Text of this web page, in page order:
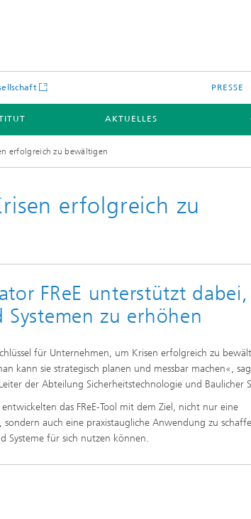
PRESSE
AKTUELLES
erfolgreich zu bewältigen
erfolgreich zu
FReE unterstützt
zu erhöhen
für Unternehmen, um Krisen erfolgreich zu
kann sie strategisch planen und messbar machen«,
der Abteilung Sicherheitstechnologie und Baulicher
entwickelten das FReE-Tool mit dem Ziel, nicht nur eine
sondern auch eine praxistaugliche Anwendung zu
Systeme für sich nutzen können.